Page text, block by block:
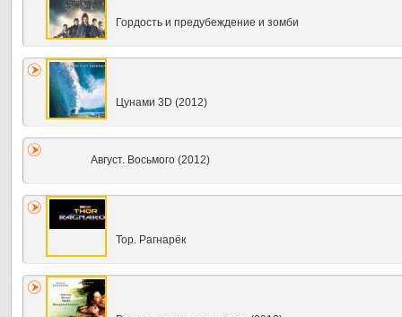
Гордость и предубеждение и зомби
Цунами 3D (2012)
Август. Восьмого (2012)
Тор. Рагнарёк